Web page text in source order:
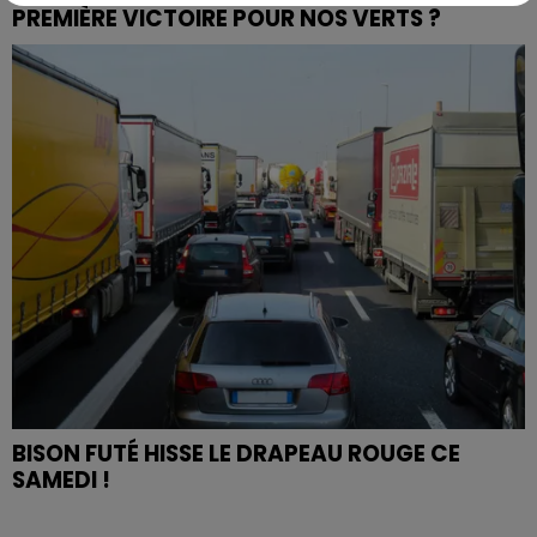
PREMIÈRE VICTOIRE POUR NOS VERTS ?
BISON FUTÉ HISSE LE DRAPEAU ROUGE CE
SAMEDI !